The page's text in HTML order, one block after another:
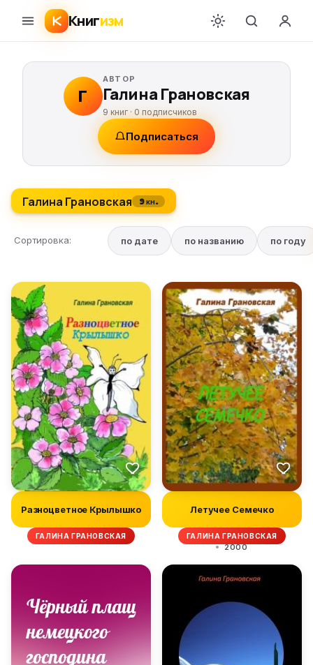
Книгизм
Г
АВТОР
Галина Грановская
9 книг · 0 подписчиков
Подписаться
Галина Грановская 9 кн.
Сортировка: по дате по названию по году
Разноцветное Крылышко
ГАЛИНА ГРАНОВСКАЯ
Летучее Семечко
ГАЛИНА ГРАНОВСКАЯ
2000